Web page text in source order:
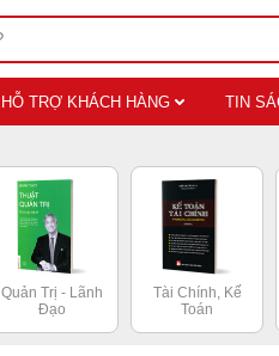
HỖ TRỢ KHÁCH HÀNG TIN
Quản Trị - Lãnh
Đạo
Tài Chính, Kế
Toán